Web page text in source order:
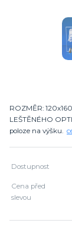
ROZMĚR:
LEŠTĚNÉHO
poloze na výšku.
Dostupnost
Cena před
slevou